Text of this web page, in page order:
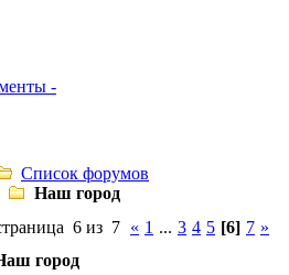
-
Список форумов
Наш город
6 из 7 « 1 ... 3 4 5 [6] 7 »
город